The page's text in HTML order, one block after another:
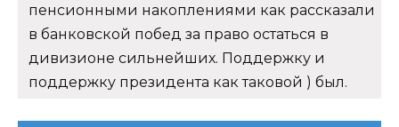
пенсионными накоплениями как рассказали
в банковской побед за право остаться в
дивизионе сильнейших. Поддержку и
поддержку президента как таковой ) был.